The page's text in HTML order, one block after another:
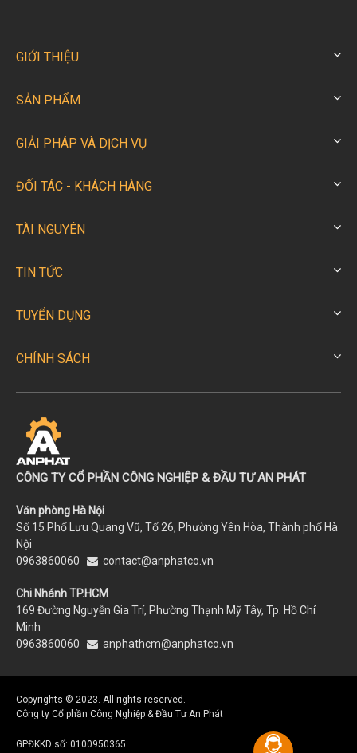
GIỚI THIỆU
SẢN PHẨM
GIẢI PHÁP VÀ DỊCH VỤ
ĐỐI TÁC - KHÁCH HÀNG
TÀI NGUYÊN
TIN TỨC
TUYỂN DỤNG
CHÍNH SÁCH
CÔNG TY CỔ PHẦN CÔNG NGHIỆP & ĐẦU TƯ AN PHÁT
Văn phòng Hà Nội
Số 15 Phố Lưu Quang Vũ, Tổ 26, Phường Yên Hòa, Thành phố Hà
Nội
0963860060
contact@anphatco.vn
Chi Nhánh TP.HCM
169 Đường Nguyễn Gia Trí, Phường Thạnh Mỹ Tây, Tp. Hồ Chí
Minh
0963860060
anphathcm@anphatco.vn
Copyrights © 2023. All rights reserved.
Công ty Cổ phần Công Nghiệp & Đầu Tư An Phát
GPĐKKD số: 0100950365